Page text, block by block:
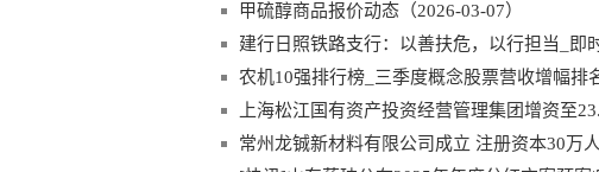
甲硫醇商品报价动态（2026-03-07）
建行日照铁路支行：以善扶危，以行担当_即
农机10强排行榜_三季度概念股票营收增幅排
上海松江国有资产投资经营管理集团增资至
常州龙铖新材料有限公司成立 注册资本30万